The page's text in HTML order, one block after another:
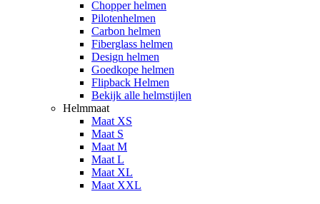
Chopper helmen
Pilotenhelmen
Carbon helmen
Fiberglass helmen
Design helmen
Goedkope helmen
Flipback Helmen
Bekijk alle helmstijlen
Helmmaat
Maat XS
Maat S
Maat M
Maat L
Maat XL
Maat XXL